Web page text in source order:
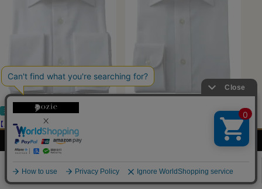
メンズ
シャツ
シャツの
基礎知識
送料無料 ナチュラルフィット
【メンズ・ドレスシャツ・ワイシャツ】
ナチュラルフィット・ダブルカフス・
プレミアムコットン・120番手双
糸・イージーケア・ワイドカラー・
【メンズ・ドレスシャツ・ワイシャツ】
ナチュラルフィット・プレミアムコッ
トン120番手双糸・オックスフォー